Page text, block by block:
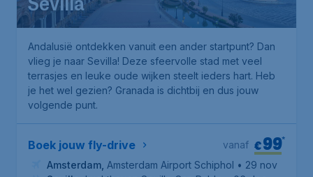
Sevilla
Andalusië ontdekken vanuit een ander startpunt? Dan
vlieg je naar Sevilla! Deze sfeervolle stad met veel
terrasjes en leuke oude wijken steelt ieders hart. Heb
je het wel gezien? Granada is dichtbij en dus jouw
volgende punt.
Boek jouw fly-drive €99*
vanaf
Amsterdam Amsterdam Airport Schiphol • 29 nov